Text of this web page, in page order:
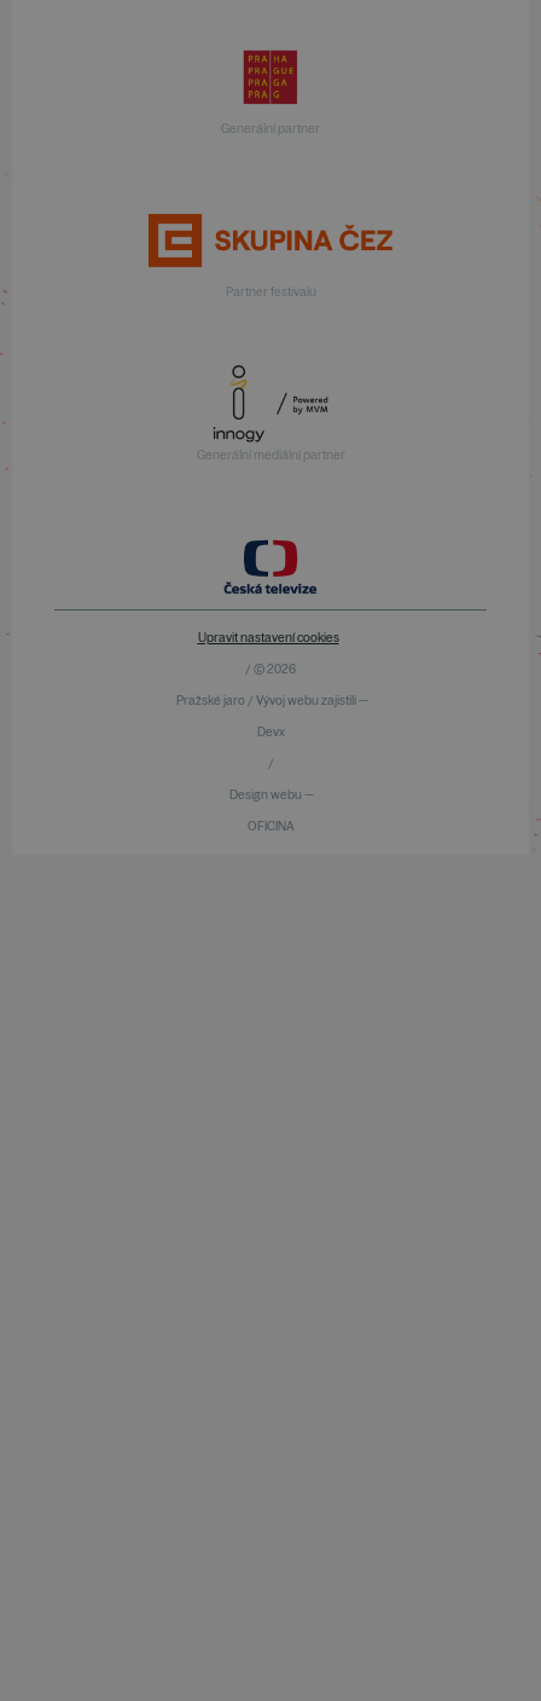
Generální partner
Partner festivalu
Generální mediální partner
Upravit nastavení cookies
/ © 2026
Pražské jaro / Vývoj webu zajistili —
Devx
/
Design webu —
OFICINA